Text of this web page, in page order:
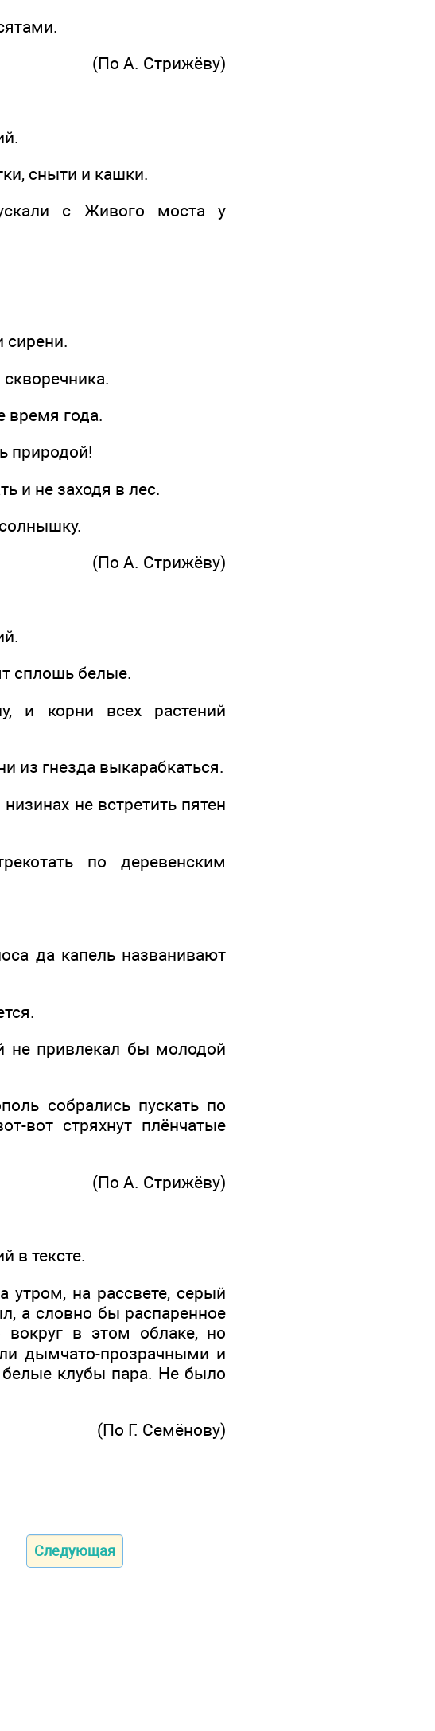
(По А. Стрижёву)
сныти и кашки.
с Живого моста у
сирени.
время года.
природой!
и не заходя в лес.
(По А. Стрижёву)
сплошь белые.
и корни всех растений
из гнезда выкарабкаться.
не встретить пятен
по деревенским
да капель названивают
не привлекал бы молодой
собрались пускать по
вот стряхнут плёнчатые
(По А. Стрижёву)
в тексте.
утром, на рассвете, серый
а словно бы распаренное
в этом облаке, но
дымчато-прозрачными и
клубы пара. Не было
(По Г. Семёнову)
Следующая